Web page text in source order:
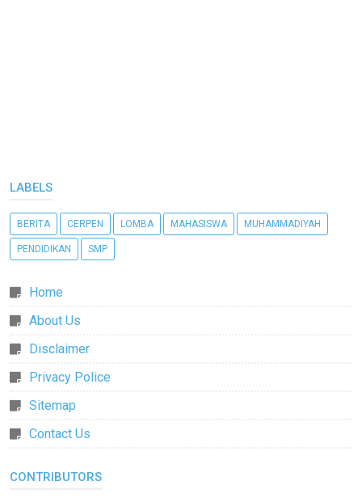
LABELS
BERITA CERPEN LOMBA MAHASISWA MUHAMMADIYAH
PENDIDIKAN SMP
Home
About Us
Disclaimer
Privacy Police
Sitemap
Contact Us
CONTRIBUTORS